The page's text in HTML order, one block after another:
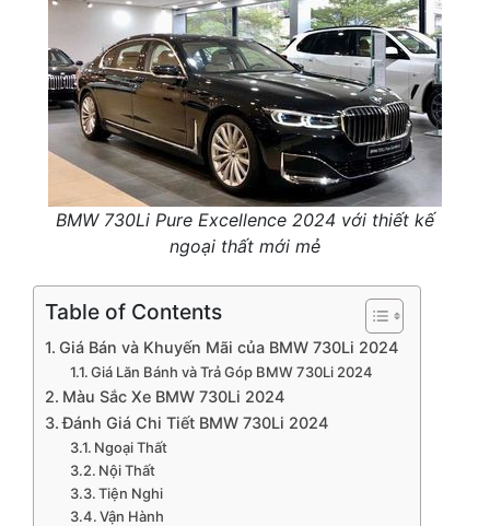
BMW 730Li Pure Excellence 2024 với thiết kế
ngoại thất mới mẻ
Table of Contents
Giá Bán và Khuyến Mãi của BMW 730Li 2024
Giá Lăn Bánh và Trả Góp BMW 730Li 2024
Màu Sắc Xe BMW 730Li 2024
Đánh Giá Chi Tiết BMW 730Li 2024
Ngoại Thất
Nội Thất
Tiện Nghi
Vận Hành